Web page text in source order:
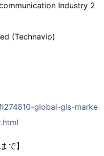
Industry 2
(Technavio)
global-gis-marke
で】